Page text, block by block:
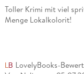
Toller Krimi mit viel
Menge Lokalkolorit!
LovelyBooks-